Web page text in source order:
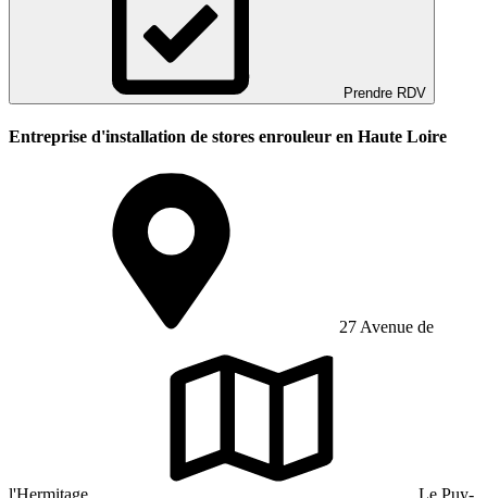
Prendre RDV
Entreprise d'installation de stores enrouleur en Haute Loire
27 Avenue de
l'Hermitage
Le Puy-